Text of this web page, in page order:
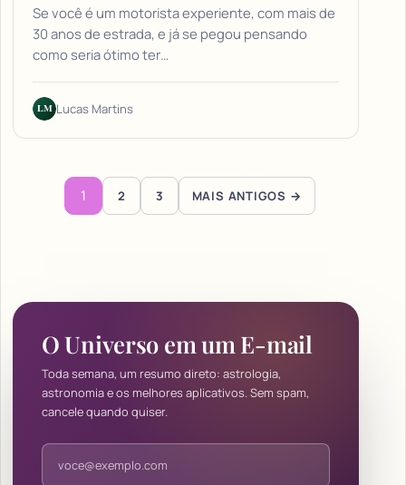
Se você é um motorista experiente, com mais de
30 anos de estrada, e já se pegou pensando
como seria ótimo ter…
LM Lucas Martins
Paginação de posts
1 2 3 MAIS ANTIGOS →
O Universo em um E-mail
Toda semana, um resumo direto: astrologia,
astronomia e os melhores aplicativos. Sem spam,
cancele quando quiser.
Endereço de e-mail